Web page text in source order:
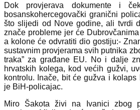
Dok provjerava dokumente i
bosanskohercegovački granični
što slijedi od Nove godine, ali tvrdi
znače probleme jer će
a kolone će odvratiti dio gostiju:-
sustavnim provjerama svih putnika
traka” za građane EU. No i dalje
hrvatskih kolega, kod većih gužvi,
kontrolu. Inače, bit će gužva i
je BiH-policajac.
Miro Šakota živi na Ivanici zbog